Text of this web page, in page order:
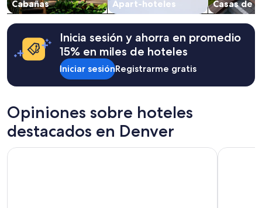
y
la
disponibilidad
están
sujetos
Aplican
términos
Cabañas Apart-hoteles Casas de
Inicia sesión y ahorra en promedio
15% en miles de hoteles
Iniciar sesiónRegistrarme gratis
Opiniones sobre hoteles
destacados en Denver
Magnolia Hotel Denver, A Tribute Portfolio Hotel Hyatt